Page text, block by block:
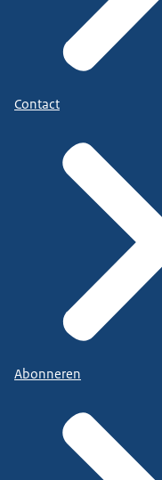
Contact
Abonneren